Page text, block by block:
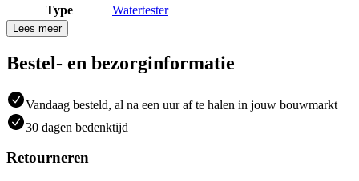
Type
Watertester
Lees meer
Bestel- en bezorginformatie
Vandaag besteld, al na een uur af te halen in jouw bouwmarkt
30 dagen bedenktijd
Retourneren